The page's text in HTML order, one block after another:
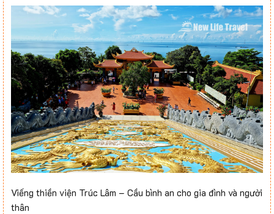
Viếng thiền viện Trúc Lâm – Cầu bình an cho gia đình và người
thân